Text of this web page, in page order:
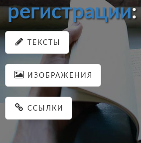
регистрации:
ТЕКСТЫ
ИЗОБРАЖЕНИЯ
ССЫЛКИ